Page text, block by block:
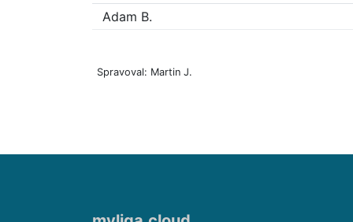
Adam B.
Spravoval: Martin J.